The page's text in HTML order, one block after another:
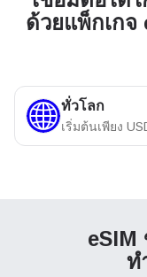
ด้วยแพ็กเก
ทั่วโลก
เริ่มต้นเพียง
eSIM
ท